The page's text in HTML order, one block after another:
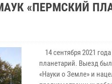
«ПЕРМСКИЙ
14 сентября 2021
планетарий. Выезд
«Науки о Земле» и